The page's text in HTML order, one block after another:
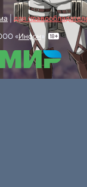
для
«Инфон»